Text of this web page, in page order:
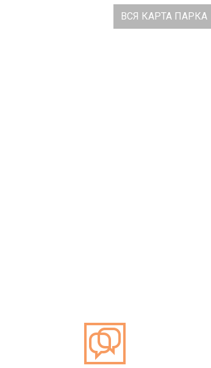
ВСЯ КАРТА ПАРКА